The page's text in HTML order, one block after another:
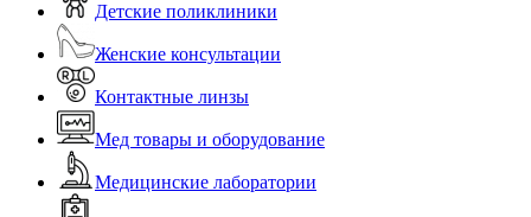
Детские поликлиники
Женские консультации
Контактные линзы
Мед товары и оборудование
Медицинские лаборатории